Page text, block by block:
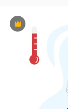
Premium